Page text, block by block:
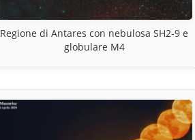
Regione di Antares con nebulosa SH2-9 e
globulare M4